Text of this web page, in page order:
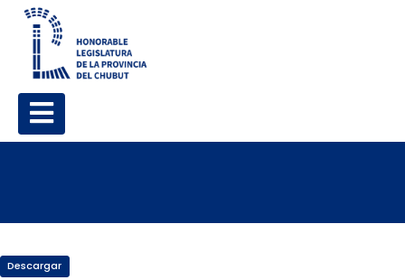
Descargar